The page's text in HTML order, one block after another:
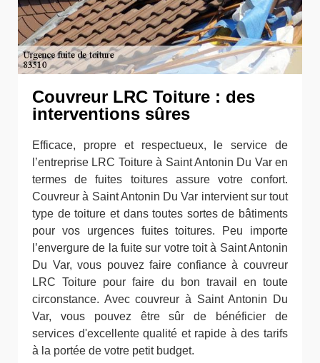
Couvreur LRC Toiture : des
interventions sûres
Efficace, propre et respectueux, le service de
l’entreprise LRC Toiture à Saint Antonin Du Var en
termes de fuites toitures assure votre confort.
Couvreur à Saint Antonin Du Var intervient sur tout
type de toiture et dans toutes sortes de bâtiments
pour vos urgences fuites toitures. Peu importe
l’envergure de la fuite sur votre toit à Saint Antonin
Du Var, vous pouvez faire confiance à couvreur
LRC Toiture pour faire du bon travail en toute
circonstance. Avec couvreur à Saint Antonin Du
Var, vous pouvez être sûr de bénéficier de
services d'excellente qualité et rapide à des tarifs
à la portée de votre petit budget.